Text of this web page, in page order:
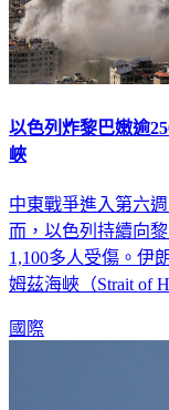
以色列炸黎巴嫩逾
峽
中東戰爭進入第六
而，以色列持續向
1,100多人受傷。伊
姆茲海峽（Strait of
國際